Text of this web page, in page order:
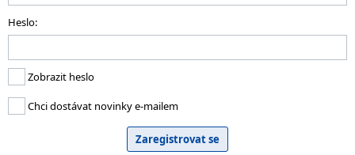
Heslo:
Zobrazit heslo
Chci dostávat novinky e-mailem